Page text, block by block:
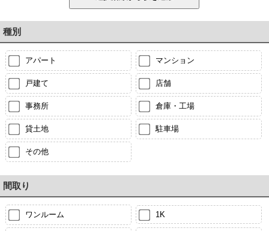
種別
アパート マンション
戸建て 店舗
事務所 倉庫・工場
貸土地 駐車場
その他
間取り
ワンルーム 1K